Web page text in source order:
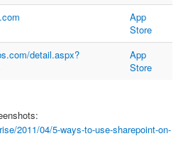
App
Store
detail.aspx?
App
Store
2011/04/5-ways-to-use-sharepoint-on-